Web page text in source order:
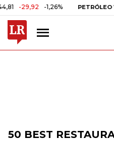
-1,26% PETRÓLEO WTI
50 BEST